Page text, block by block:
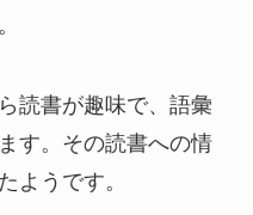
読書が趣味で、語彙
す。その読書への情
ようです。